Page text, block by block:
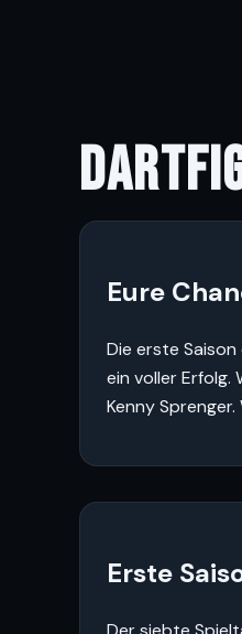
Eure
Die erste
ein voller Erfolg.
Kenny
Erste